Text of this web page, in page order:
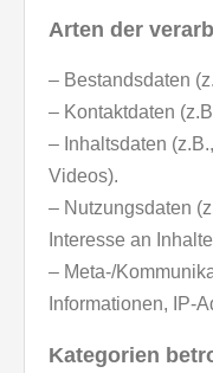
Arten der
– Bestandsdaten
– Kontaktdaten
– Inhaltsdaten
Videos).
– Nutzungsdaten
Interesse an
– Meta-/
Informationen, IP-
Kategorien